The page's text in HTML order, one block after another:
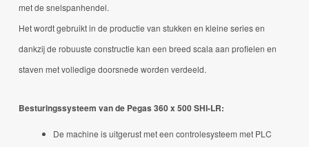
met de snelspanhendel.
Het wordt gebruikt in de productie van stukken en kleine series en
dankzij de robuuste constructie kan een breed scala aan profielen en
staven met volledige doorsnede worden verdeeld.
Besturingssysteem van de Pegas 360 x 500 SHI-LR:
De machine is uitgerust met een controlesysteem met PLC